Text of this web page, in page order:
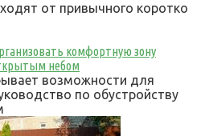
от привычного коротко
комфортную зону
небом
возможности для
по обустройству